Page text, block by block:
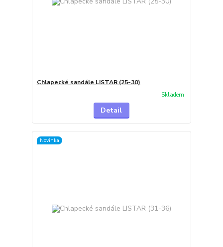
Chlapecké sandále LISTAR (25-30)
Skladem
Detail
Novinka